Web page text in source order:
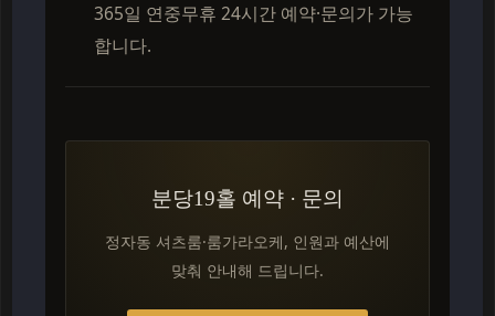
365일 연중무휴 24시간 예약·문의가 가능
합니다.
분당19홀 예약 · 문의
정자동 셔츠룸·룸가라오케, 인원과 예산에
맞춰 안내해 드립니다.